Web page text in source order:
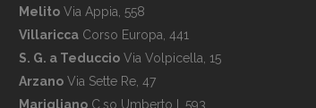
MelitoVia Appia, 558
VillariccaCorso Europa, 441
S. G. a TeduccioVia Volpicella, 15
ArzanoVia Sette Re, 47
MariglianoC.so Umberto I, 593